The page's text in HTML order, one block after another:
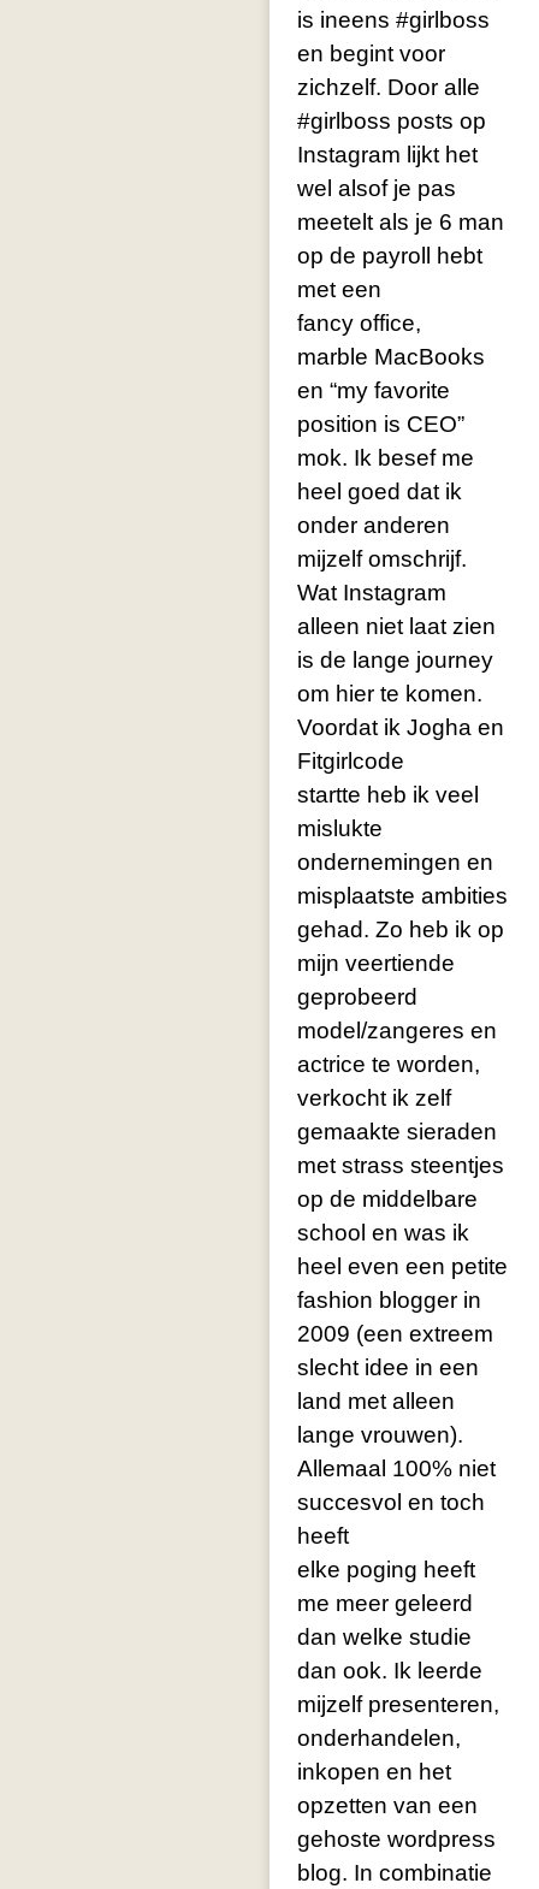
is ineens #girlboss
en begint voor
zichzelf. Door alle
#girlboss posts op
Instagram lijkt het
wel alsof je pas
meetelt als je 6 man
op de payroll hebt
met een
fancy office,
marble MacBooks
en “my favorite
position is CEO”
mok. Ik besef me
heel goed dat ik
onder anderen
mijzelf omschrijf.
Wat Instagram
alleen niet laat zien
is de lange journey
om hier te komen.
Voordat ik Jogha en
Fitgirlcode
startte heb ik veel
mislukte
ondernemingen en
misplaatste ambities
gehad. Zo heb ik op
mijn veertiende
geprobeerd
model/zangeres en
actrice te worden,
verkocht ik zelf
gemaakte sieraden
met strass steentjes
op de middelbare
school en was ik
heel even een petite
fashion blogger in
2009 (een extreem
slecht idee in een
land met alleen
lange vrouwen).
Allemaal 100% niet
succesvol en toch
heeft
elke poging heeft
me meer geleerd
dan welke studie
dan ook. Ik leerde
mijzelf presenteren,
onderhandelen,
inkopen en het
opzetten van een
gehoste wordpress
blog. In combinatie